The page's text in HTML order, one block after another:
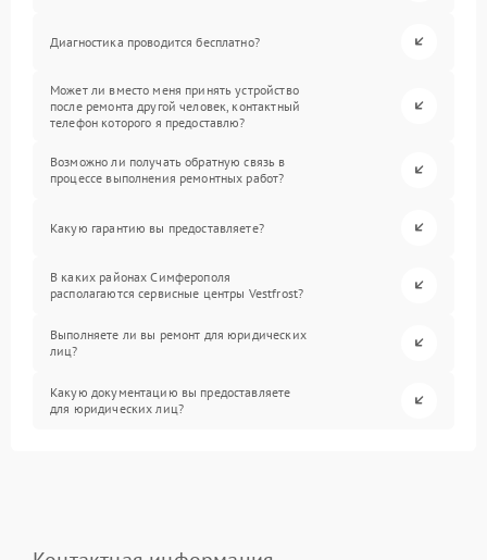
Диагностика проводится бесплатно?
Может ли вместо меня принять устройство
после ремонта другой человек, контактный
телефон которого я предоставлю?
Возможно ли получать обратную связь в
процессе выполнения ремонтных работ?
Какую гарантию вы предоставляете?
В каких районах Симферополя
располагаются сервисные центры Vestfrost?
Выполняете ли вы ремонт для юридических
лиц?
Какую документацию вы предоставляете
для юридических лиц?